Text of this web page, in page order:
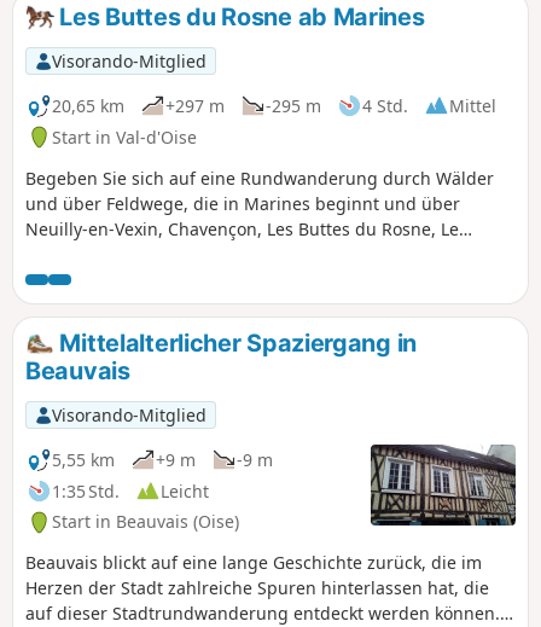
Les Buttes du Rosne ab Marines
Visorando-Mitglied
20,65 km
+297 m -295 m 4 Std.
Mittel
Start in Val-d'Oise
Begeben Sie sich auf eine Rundwanderung durch Wälder
und über Feldwege, die in Marines beginnt und über
Neuilly-en-Vexin, Chavençon, Les Buttes du Rosne, Le
Mittelalterlicher Spaziergang in
Beauvais
Visorando-Mitglied
5,55 km
+9 m
-9 m
1:35 Std.
Leicht
Start in Beauvais (Oise)
Beauvais blickt auf eine lange Geschichte zurück, die im
Herzen der Stadt zahlreiche Spuren hinterlassen hat, die
auf dieser Stadtrundwanderung entdeckt werden können.